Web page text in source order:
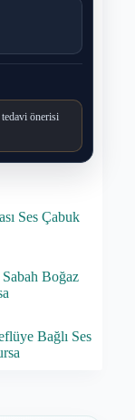
önerisi
Ses Çabuk
Boğaz
Bağlı Ses